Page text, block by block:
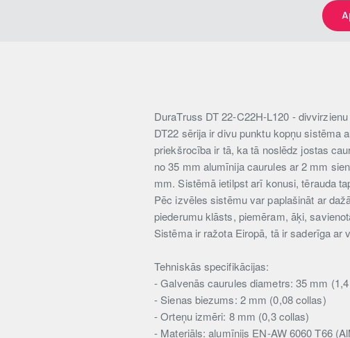
DuraTruss DT 22-C22H-L120 -
DT22 sērija ir divu punktu kopņu sistēma
priekšrocība ir tā, ka tā noslēdz jostas
no 35 mm alumīnija caurules ar 2 mm
mm. Sistēmā ietilpst arī konusi, tērauda
Pēc izvēles sistēmu var paplašināt ar
piederumu klāsts, piemēram, āķi,
Sistēma ir ražota Eiropā, tā ir saderīga
Tehniskās specifikācijas:
- Galvenās caurules diametrs: 35 mm
- Sienas biezums: 2 mm (0,08 collas)
- Orteņu izmēri: 8 mm (0,3 collas)
- Materiāls: alumīnijs EN-AW 6060 T66